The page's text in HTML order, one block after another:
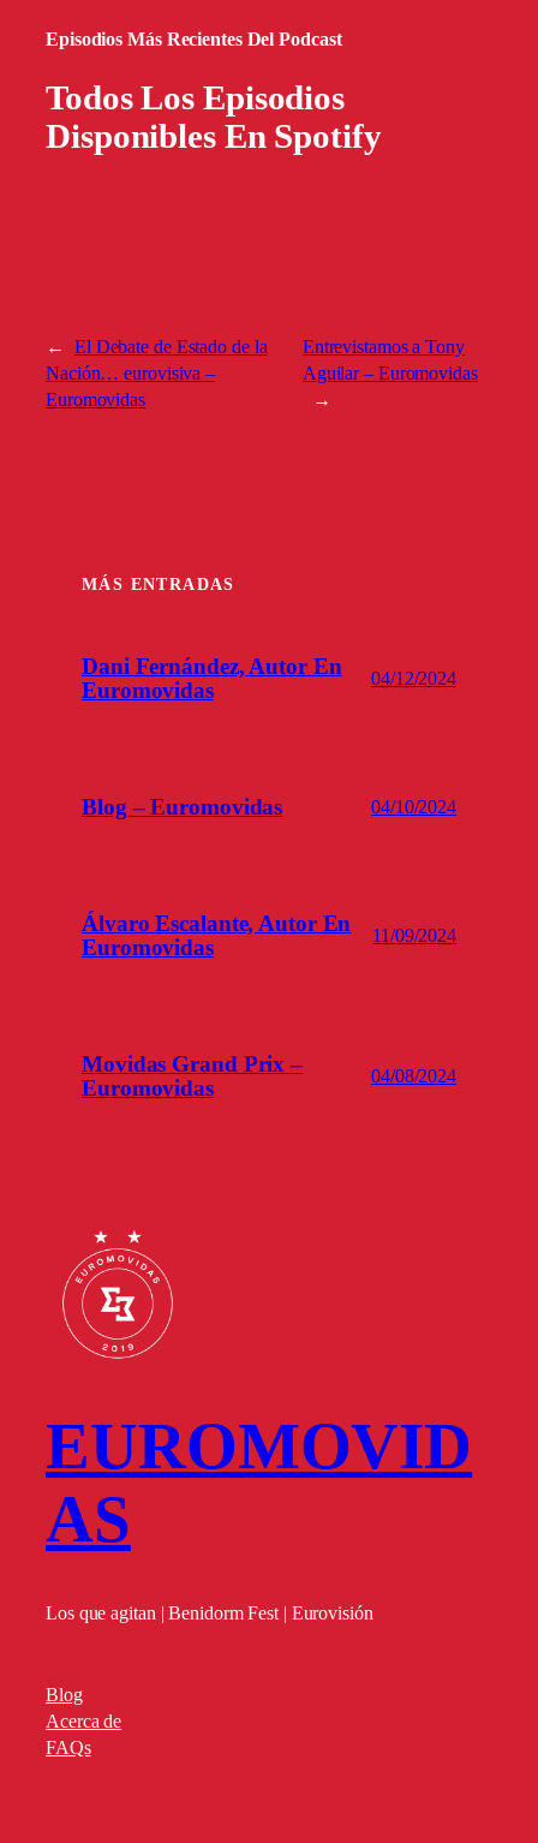
Episodios Más Recientes Del Podcast
Todos Los Episodios
Disponibles En Spotify
←
El Debate de Estado de la
Nación… eurovisiva –
Euromovidas
Entrevistamos a Tony
Aguilar – Euromovidas
→
MÁS ENTRADAS
Dani Fernández, Autor En
Euromovidas
04/12/2024
Blog – Euromovidas 04/10/2024
Álvaro Escalante, Autor En
Euromovidas
11/09/2024
Movidas Grand Prix –
Euromovidas
04/08/2024
EUROMOVID
AS
Los que agitan | Benidorm Fest | Eurovisión
Blog
Acerca de
FAQs